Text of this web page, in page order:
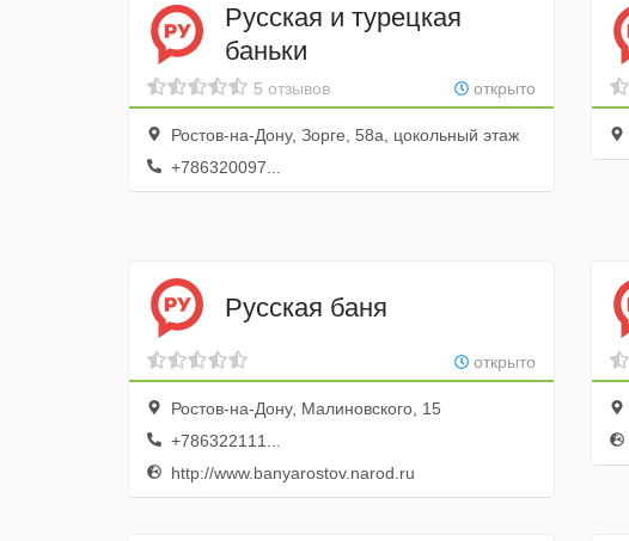
Русская и турецкая
баньки
открыто
5 отзывов
Ростов-на-Дону, Зорге, 58а, цокольный этаж
+786320097...
Русская баня
открыто
Ростов-на-Дону, Малиновского, 15
+786322111...
http://www.banyarostov.narod.ru